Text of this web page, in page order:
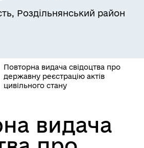
Роздільнянський район
Повторна видача свідоцтва про
державну реєстрацію актів
цивільного стану
видача